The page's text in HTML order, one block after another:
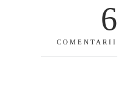
6
COMENTARII